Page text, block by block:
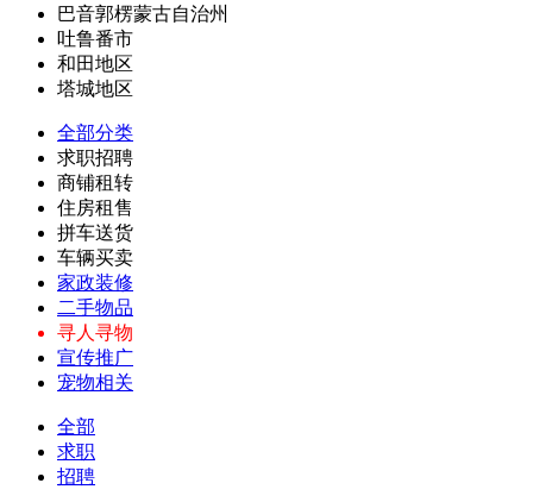
巴音郭楞蒙古自治州
吐鲁番市
和田地区
塔城地区
全部分类
求职招聘
商铺租转
住房租售
拼车送货
车辆买卖
家政装修
二手物品
寻人寻物
宣传推广
宠物相关
全部
求职
招聘